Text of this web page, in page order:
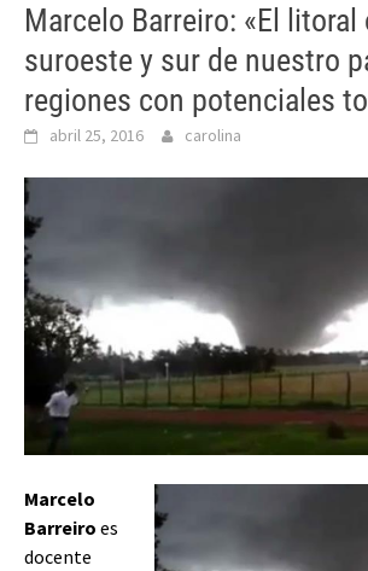
Marcelo Barreiro: «El litoral
suroeste y sur de nuestro
regiones con potenciales
abril 25, 2016 carolina
Marcelo
Barreiro es
docente